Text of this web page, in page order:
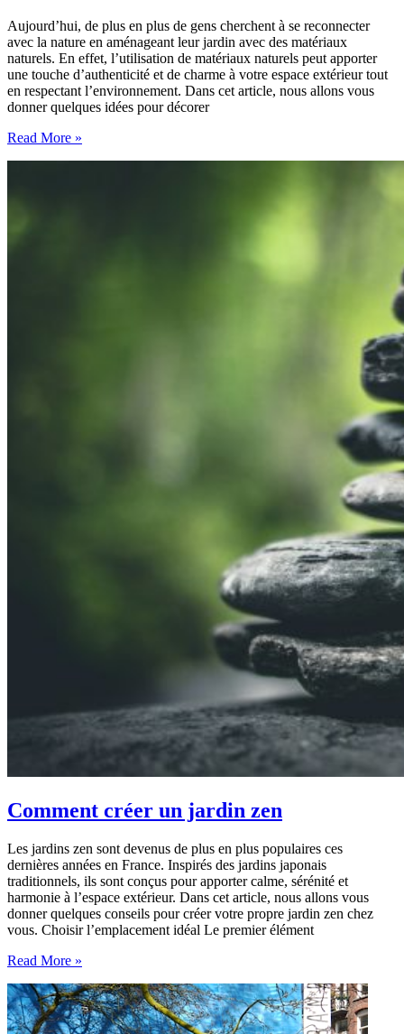
Aujourd’hui, de plus en plus de gens cherchent à se reconnecter
avec la nature en aménageant leur jardin avec des matériaux
naturels. En effet, l’utilisation de matériaux naturels peut apporter
une touche d’authenticité et de charme à votre espace extérieur tout
en respectant l’environnement. Dans cet article, nous allons vous
donner quelques idées pour décorer
Décorer
naturels
Read More »
Comment créer un jardin zen
Les jardins zen sont devenus de plus en plus populaires ces
dernières années en France. Inspirés des jardins japonais
traditionnels, ils sont conçus pour apporter calme, sérénité et
harmonie à l’espace extérieur. Dans cet article, nous allons vous
donner quelques conseils pour créer votre propre jardin zen chez
vous. Choisir l’emplacement idéal Le premier élément
Comment
un
jardin
zen
Read More »